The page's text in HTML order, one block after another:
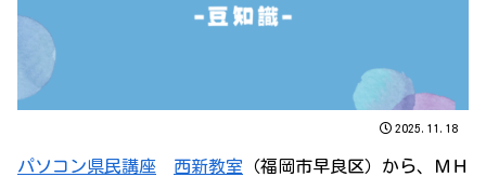
2025.11.18
パソコン県民講座 西新教室 （福岡市早良区）から、ＭＨ